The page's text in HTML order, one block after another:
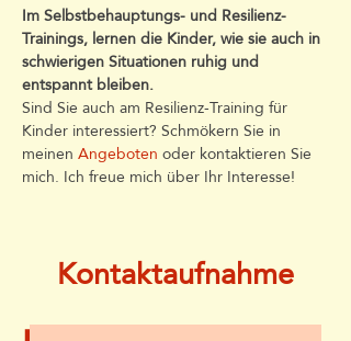
Im Selbstbehauptungs- und Resilienz-
Trainings, lernen die Kinder, wie sie auch in
schwierigen Situationen ruhig und
entspannt bleiben.
Sind Sie auch am Resilienz-Training für
Kinder interessiert? Schmökern Sie in
meinen Angeboten oder kontaktieren Sie
mich. Ich freue mich über Ihr Interesse!
Kontaktaufnahme